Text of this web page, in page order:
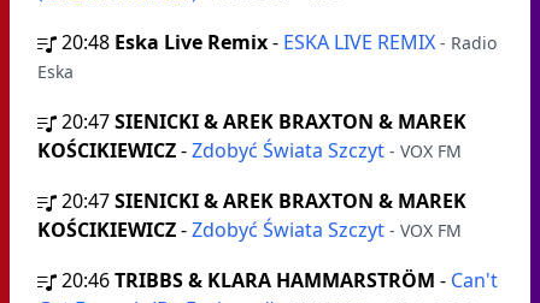
20:48 Eska Live Remix- ESKA LIVE REMIX - Radio
Eska
20:47SIENICKI & AREK BRAXTON & MAREK
KOŚCIKIEWICZ-Zdobyć Świata Szczyt - VOX FM
20:47SIENICKI & AREK BRAXTON & MAREK
KOŚCIKIEWICZ-Zdobyć Świata Szczyt - VOX FM
20:46TRIBBS & KLARA HAMMARSTRÖM - Can't